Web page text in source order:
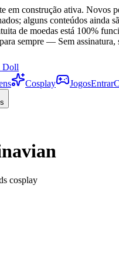
em construção ativa. Novos
alguns conteúdos ainda
de moedas está 100%
sempre — Sem assinatura,
Doll
Cosplay JogosEntrar
cosplay